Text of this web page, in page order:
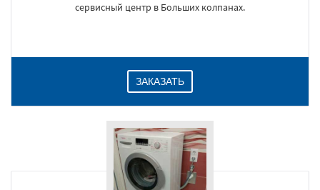
сервисный центр в Больших колпанах.
ЗАКАЗАТЬ